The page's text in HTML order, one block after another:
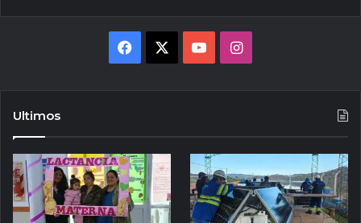
Facebook YouTubeInstagram
Ultimos